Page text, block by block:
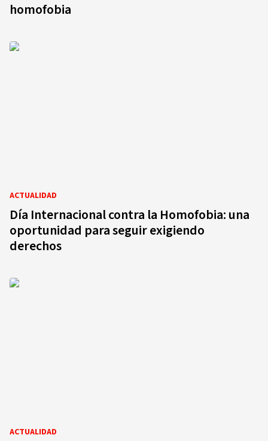
homofobia
ACTUALIDAD
Día Internacional contra la Homofobia: una
oportunidad para seguir exigiendo
derechos
ACTUALIDAD